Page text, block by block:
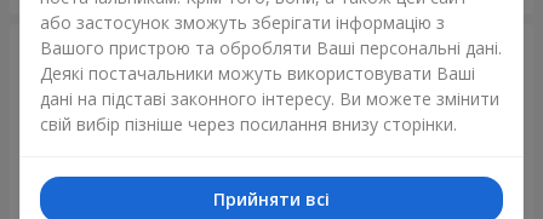
або застосунок зможуть зберігати інформацію з
Вашого пристрою та обробляти Ваші персональні дані.
Деякі постачальники можуть використовувати Ваші
дані на підставі законного інтересу. Ви можете змінити
свій вибір пізніше через посилання внизу сторінки.
Прийняти всі